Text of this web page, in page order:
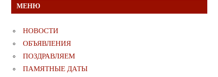
МЕНЮ
НОВОСТИ
ОБЪЯВЛЕНИЯ
ПОЗДРАВЛЯЕМ
ПАМЯТНЫЕ ДАТЫ